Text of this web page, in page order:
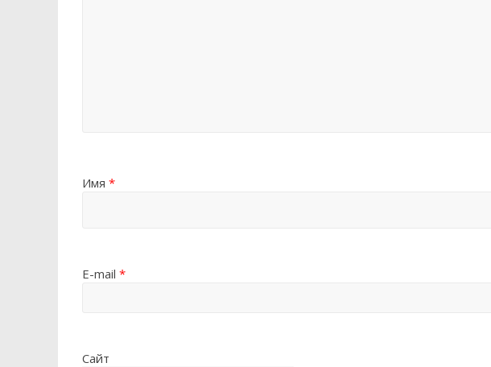
Имя *
E-mail *
Сайт